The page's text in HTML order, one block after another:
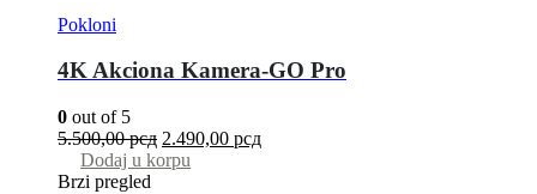
Pokloni
4K Akciona Kamera-GO Pro
0 out of 5
5.500,00рсд 2.490,00 рсд
Dodaj u korpu
Brzi pregled